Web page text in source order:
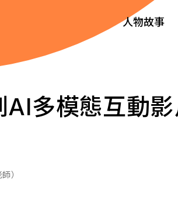
人物故事
AI多模態互動
）